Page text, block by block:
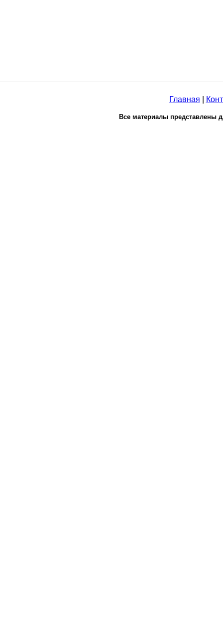
Главная
Все материалы представлены